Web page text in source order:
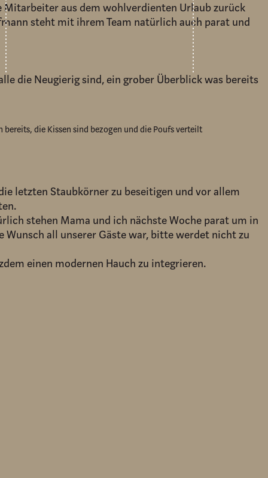
Mitarbeiter aus dem wohlverdienten Urlaub zurück
steht mit ihrem Team natürlich auch parat und
die Neugierig sind, ein grober Überblick was bereits
die Kissen sind bezogen und die Poufs verteilt
letzten Staubkörner zu beseitigen und vor allem
stehen Mama und ich nächste Woche parat um in
all unserer Gäste war, bitte werdet nicht zu
einen modernen Hauch zu integrieren.